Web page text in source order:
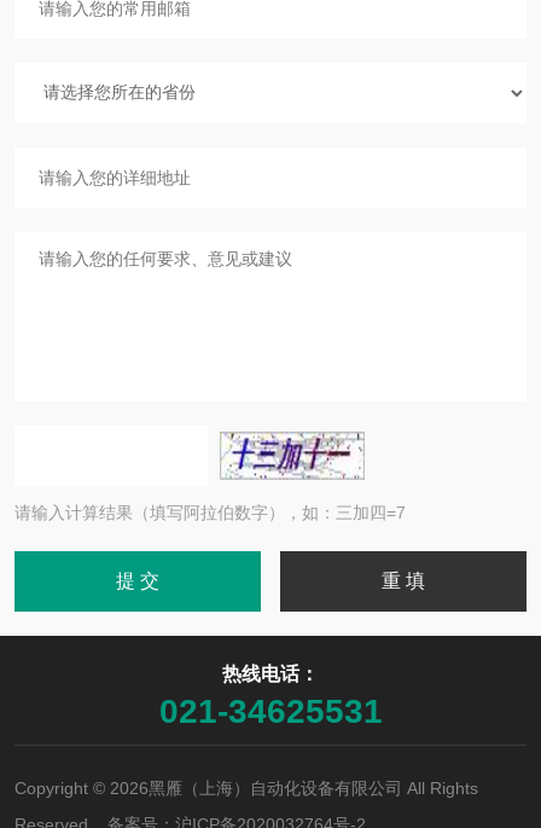
请输入计算结果（填写阿拉伯数字），如：三加四=7
热线电话：
021-34625531
Copyright © 2026黑雁（上海）自动化设备有限公司 All Rights